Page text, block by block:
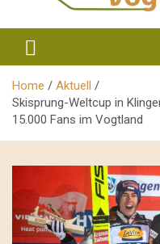
Home
Aktuell
Skisprung-Weltcup in
15.000 Fans im Vogtland